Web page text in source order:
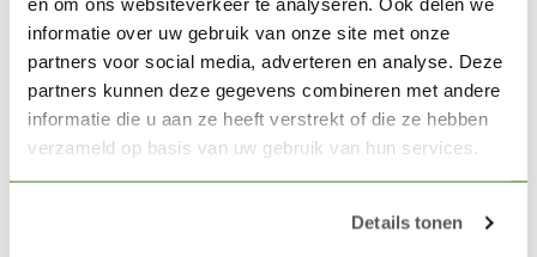
informatie over uw gebruik van onze site met onze
partners voor social media, adverteren en analyse. Deze
partners kunnen deze gegevens combineren met andere
informatie die u aan ze heeft verstrekt of die ze hebben
verzameld op basis van uw gebruik van hun services.
Details tonen
Out of stock
VALLEJO
Vallejo Pigment Desert Dust
- 35ml - 73121
Out of stock